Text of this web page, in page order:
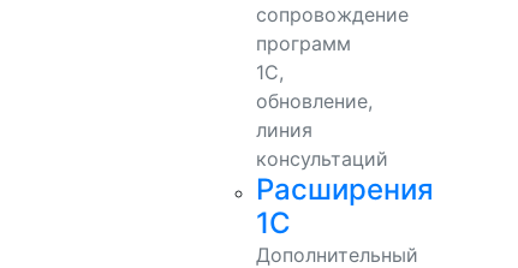
сопровождение
программ
1С,
обновление,
линия
консультаций
Расширения
1С
Дополнительный